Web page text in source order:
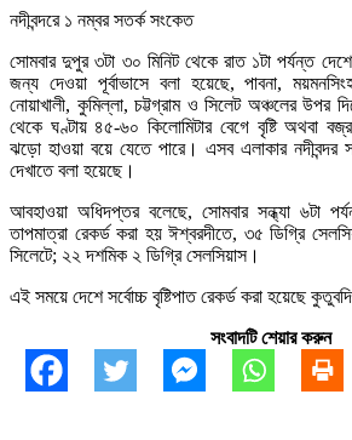
নদীবন্দরে ১ নম্বর সতর্ক সংকেত
সোমবার দুপুর ৩টা ৩০ মিনিট থেকে রাত ১টা পর্যন্ত
জন্য দেওয়া পূর্বাভাসে বলা হয়েছে, পাবনা,
নোয়াখালী, কুমিল্লা, চট্টগ্রাম ও সিলেট অঞ্চলের উপর
থেকে ঘণ্টায় ৪৫-৬০ কিলোমিটার বেগে বৃষ্টি অথবা
ঝড়ো হাওয়া বয়ে যেতে পারে। এসব এলাকার
দেখাতে বলা হয়েছে।
আবহাওয়া অধিদপ্তর বলেছে, সোমবার সন্ধ্যা ৬টা
তাপমাত্রা রেকর্ড করা হয় ঈশ্বরদীতে, ৩৫ ডিগ্রি
সিলেটে; ২২ দশমিক ২ ডিগ্রি সেলসিয়াস।
এই সময়ে দেশে সর্বোচ্চ বৃষ্টিপাত রেকর্ড করা হয়েছে
সংবাদটি শেয়ার করুন